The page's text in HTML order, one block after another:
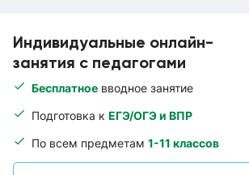
Индивидуальные онлайн-
занятия с педагогами
Бесплатное вводное занятие
Подготовка к ЕГЭ/ОГЭ и ВПР
По всем предметам 1-11 классов